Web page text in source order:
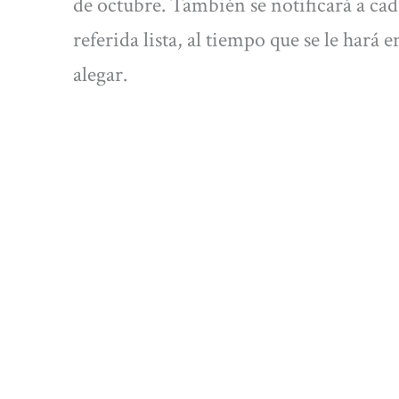
referida lista, al tiempo que se le hará
alegar.